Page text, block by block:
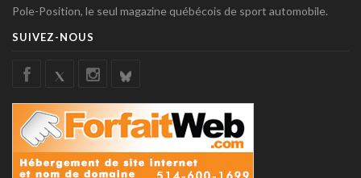
Pole-Position, le seul magazine québécois de sport automobile.
SUIVEZ-NOUS